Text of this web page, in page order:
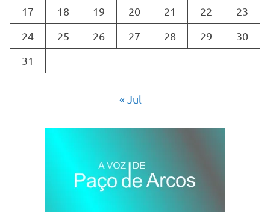
17
18 19 20 21 22
23
24
25 26 27 28 29
30
31
« Jul